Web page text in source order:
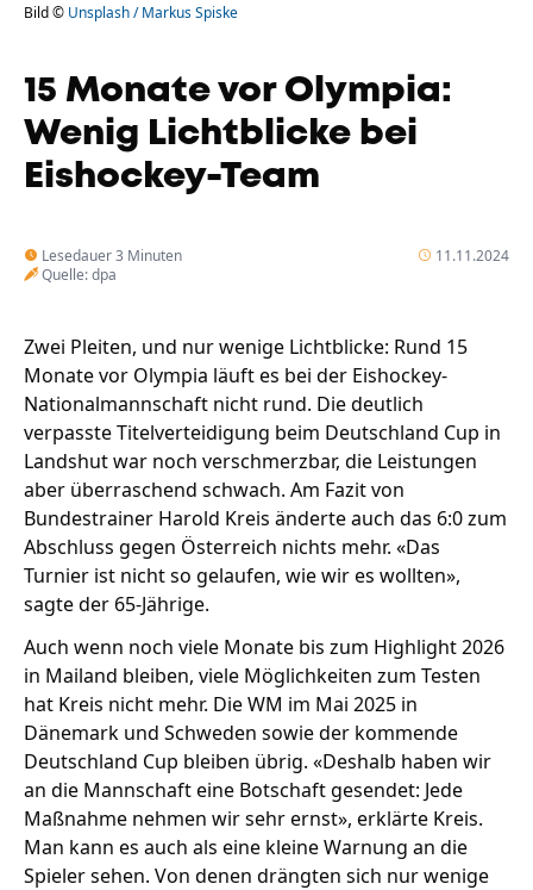
Bild © Unsplash / Markus Spiske
15 Monate vor Olympia:
Wenig Lichtblicke bei
Eishockey-Team
Lesedauer 3 Minuten
Quelle: dpa
11.11.2024
Zwei Pleiten, und nur wenige Lichtblicke: Rund 15
Monate vor Olympia läuft es bei der Eishockey-
Nationalmannschaft nicht rund. Die deutlich
verpasste Titelverteidigung beim Deutschland Cup in
Landshut war noch verschmerzbar, die Leistungen
aber überraschend schwach. Am Fazit von
Bundestrainer Harold Kreis änderte auch das 6:0 zum
Abschluss gegen Österreich nichts mehr. «Das
Turnier ist nicht so gelaufen, wie wir es wollten»,
sagte der 65-Jährige.
Auch wenn noch viele Monate bis zum Highlight 2026
in Mailand bleiben, viele Möglichkeiten zum Testen
hat Kreis nicht mehr. Die WM im Mai 2025 in
Dänemark und Schweden sowie der kommende
Deutschland Cup bleiben übrig. «Deshalb haben wir
an die Mannschaft eine Botschaft gesendet: Jede
Maßnahme nehmen wir sehr ernst», erklärte Kreis.
Man kann es auch als eine kleine Warnung an die
Spieler sehen. Von denen drängten sich nur wenige